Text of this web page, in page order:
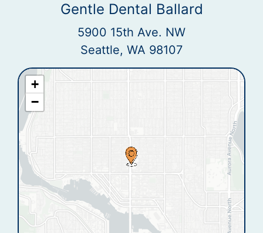
Gentle Dental Ballard
5900 15th Ave. NW
Seattle, WA 98107
+
−